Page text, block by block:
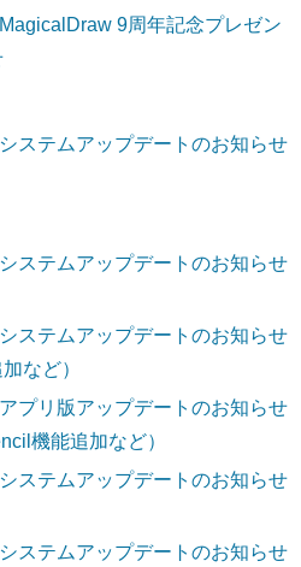
MagicalDraw 9周年記念プレゼン
システムアップデートのお知らせ
システムアップデートのお知らせ
システムアップデートのお知らせ
など）
アプリ版アップデートのお知らせ
機能追加など）
システムアップデートのお知らせ
システムアップデートのお知らせ